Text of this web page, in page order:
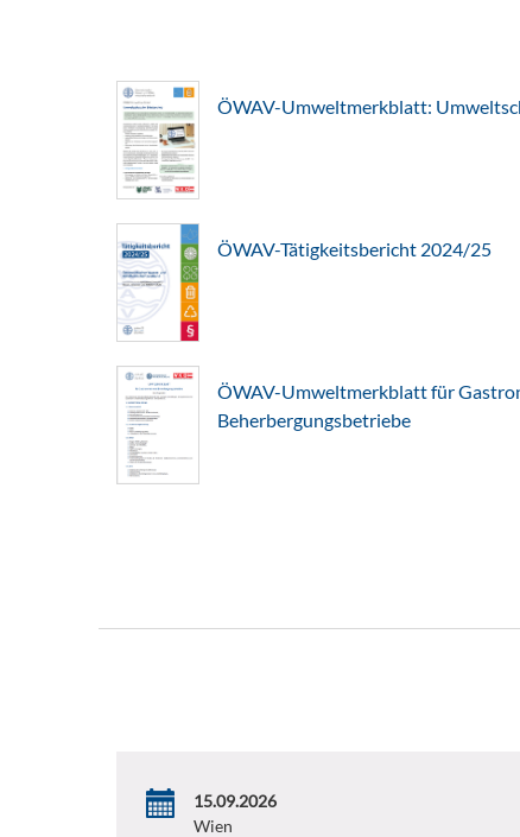
ÖWAV-Umweltmerkblatt:
ÖWAV-Tätigkeitsbericht 2024/25
ÖWAV-Umweltmerkblatt für
Beherbergungsbetriebe
15.09.2026
Wien